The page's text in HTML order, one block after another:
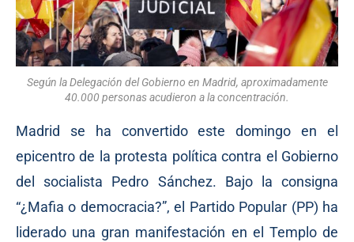
Según la Delegación del Gobierno en Madrid, aproximadamente
40.000 personas acudieron a la concentración.
Madrid se ha convertido este domingo en el
epicentro de la protesta política contra el Gobierno
del socialista Pedro Sánchez. Bajo la consigna
“¿Mafia o democracia?”, el Partido Popular (PP) ha
liderado una gran manifestación en el Templo de